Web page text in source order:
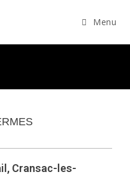
Menu
Cransac-les-